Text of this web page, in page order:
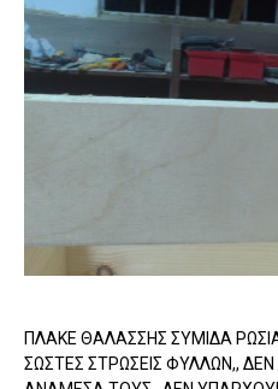
ΠΛΑΚΕ ΘΑΛΑΣΣΗΣ ΣΥΜΙΔΑ
ΣΩΣΤΕΣ ΣΤΡΩΣΕΙΣ ΦΥΛΛΩΝ,,